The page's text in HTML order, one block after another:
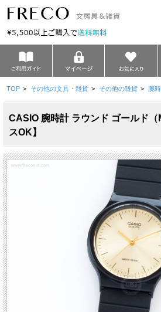
TOP > その他の文具・雑貨 > その他の雑貨 > 腕
CASIO 腕時計 ラウンド ゴールド
スOK】